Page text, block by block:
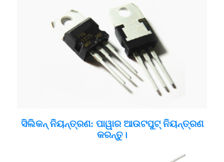
ସିଲିକନ୍ ନିୟନ୍ତ୍ରଣ: ପାୱାର ଆଉଟପୁଟ୍ ନିୟନ୍ତ୍ରଣ
କରନ୍ତୁ।